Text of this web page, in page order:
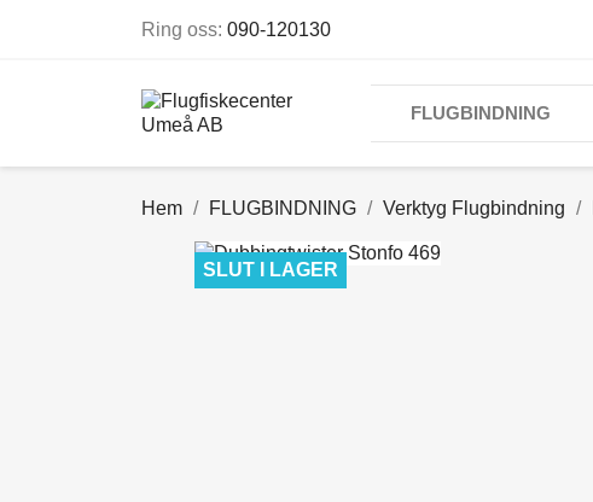
Ring oss: 090-120130
FLUGBINDNING
Hem FLUGBINDNING Verktyg Flugbindning
SLUT I LAGER